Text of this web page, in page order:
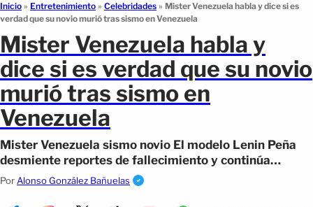
Inicio » Entretenimiento » Celebridades » Mister Venezuela habla y dice si es
verdad que su novio murió tras sismo en Venezuela
Mister Venezuela habla y
dice si es verdad que su novio
murió tras sismo en
Venezuela
Mister Venezuela sismo novio El modelo Lenin Peña
desmiente reportes de fallecimiento y continúa
buscando a su novio Yordy entre los escombros
Por Alonso González Bañuelas